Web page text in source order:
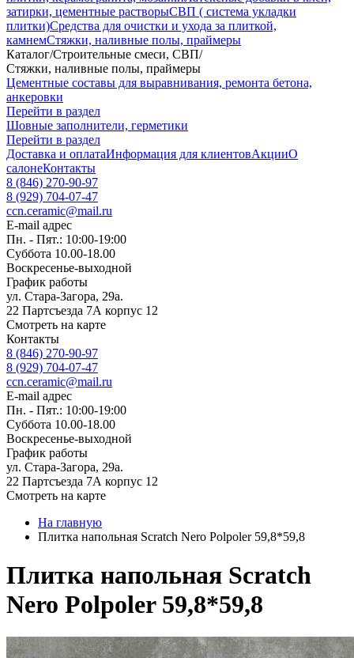
затирки, цементные растворыСВП ( система укладки
плитки)Средства для очистки и ухода за плиткой,
камнемСтяжки, наливные полы, праймеры
Каталог/Строительные смеси, СВП/
Стяжки, наливные полы, праймеры
Цементные составы для выравнивания, ремонта бетона,
анкеровки
Перейти в раздел
Шовные заполнители, герметики
Перейти в раздел
Доставка и оплатаИнформация для клиентовАкцииО
салонеКонтакты
8 (846) 270-90-97
8 (929) 704-07-47
ccn.ceramic@mail.ru
E-mail адрес
Пн. - Пят.: 10:00-19:00
Суббота 10.00-18.00
Воскресенье-выходной
График работы
ул. Стара-Загора, 29а.
22 Партсъезда 7А корпус 12
Смотреть на карте
Контакты
8 (846) 270-90-97
8 (929) 704-07-47
ccn.ceramic@mail.ru
E-mail адрес
Пн. - Пят.: 10:00-19:00
Суббота 10.00-18.00
Воскресенье-выходной
График работы
ул. Стара-Загора, 29а.
22 Партсъезда 7А корпус 12
Смотреть на карте
На главную
Плитка напольная Scratch Nero Polpoler 59,8*59,8
Плитка напольная Scratch
Nero Polpoler 59,8*59,8